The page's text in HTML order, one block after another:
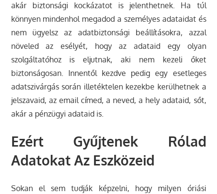
akár biztonsági kockázatot is jelenthetnek. Ha túl
könnyen mindenhol megadod a személyes adataidat és
nem ügyelsz az adatbiztonsági beállításokra, azzal
növeled az esélyét, hogy az adataid egy olyan
szolgáltatóhoz is eljutnak, aki nem kezeli őket
biztonságosan. Innentől kezdve pedig egy esetleges
adatszivárgás során illetéktelen kezekbe kerülhetnek a
jelszavaid, az email címed, a neved, a hely adataid, sőt,
akár a pénzügyi adataid is.
Ezért Gyűjtenek Rólad
Adatokat Az Eszközeid
Sokan el sem tudják képzelni, hogy milyen óriási